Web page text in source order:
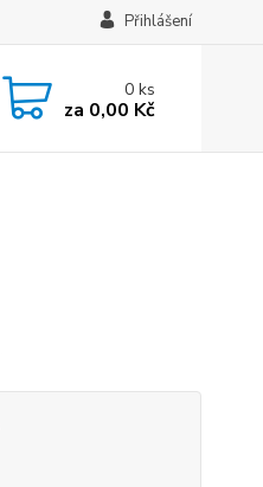
Přihlášení
0ks
za 0,00 Kč